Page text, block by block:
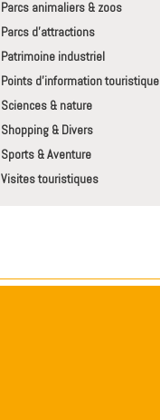
Parcs animaliers & zoos
Parcs d'attractions
Patrimoine industriel
Points d'information touristique
Sciences & nature
Shopping & Divers
Sports & Aventure
Visites touristiques